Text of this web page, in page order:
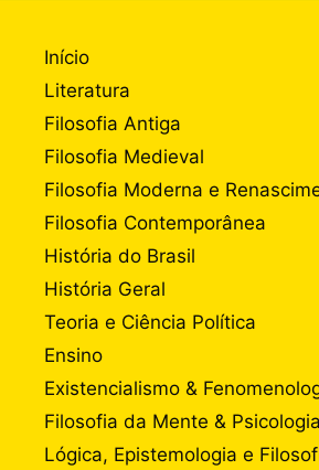
Início
Literatura
Filosofia Antiga
Filosofia Medieval
Filosofia Moderna e
Filosofia Contemporânea
História do Brasil
História Geral
Teoria e Ciência Política
Ensino
Existencialismo &
Filosofia da Mente & Psicologia
Lógica, Epistemologia e